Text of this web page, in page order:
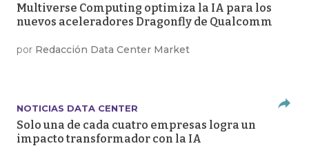
Multiverse Computing optimiza la IA para los
nuevos aceleradores Dragonfly de Qualcomm
por Redacción Data Center Market
NOTICIAS DATA CENTER
Solo una de cada cuatro empresas logra un
impacto transformador con la IA